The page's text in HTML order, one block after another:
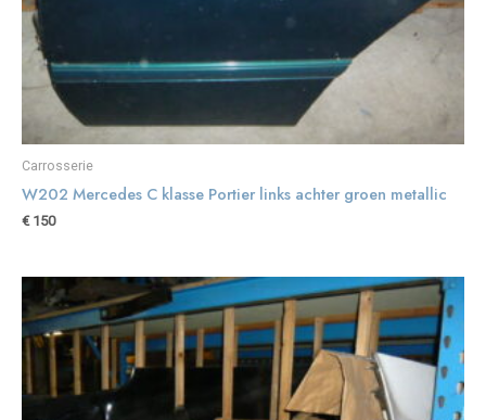
Carrosserie
W202 Mercedes C klasse Portier links achter groen metallic
€150